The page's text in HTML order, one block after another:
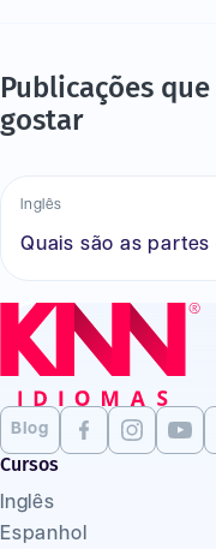
Publicações
gostar
Inglês
Quais são as
Blog
Cursos
Inglês
Espanhol